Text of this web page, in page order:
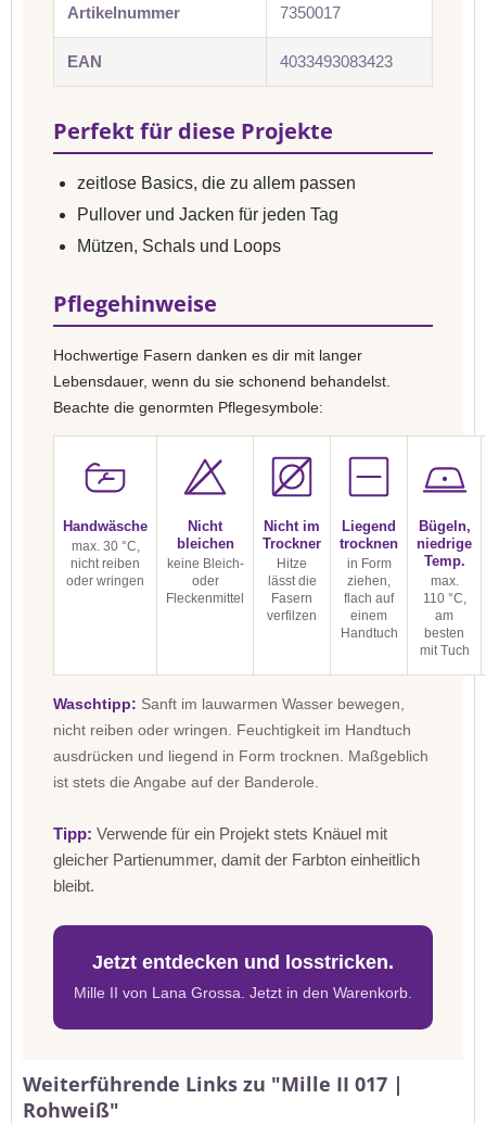
Artikelnummer 7350017
EAN 4033493083423
Perfekt für diese Projekte
zeitlose Basics, die zu allem passen
Pullover und Jacken für jeden Tag
Mützen, Schals und Loops
Pflegehinweise
Hochwertige Fasern danken es dir mit langer
Lebensdauer, wenn du sie schonend behandelst.
Beachte die genormten Pflegesymbole:
Handwäsche
max. 30 °C,
nicht reiben
oder wringen
Nicht
bleichen
keine Bleich-
oder
Fleckenmittel
Nicht im
Trockner
Hitze
lässt die
Fasern
verfilzen
Liegend
trocknen
in Form
ziehen,
flach auf
einem
Handtuch
Bügeln,
niedrige
Temp.
max.
110 °C,
am
besten
mit Tuch
Waschtipp: Sanft im lauwarmen Wasser bewegen,
nicht reiben oder wringen. Feuchtigkeit im Handtuch
ausdrücken und liegend in Form trocknen. Maßgeblich
ist stets die Angabe auf der Banderole.
Tipp: Verwende für ein Projekt stets Knäuel mit
gleicher Partienummer, damit der Farbton einheitlich
bleibt.
Jetzt entdecken und losstricken.
Mille II von Lana Grossa. Jetzt in den Warenkorb.
Weiterführende Links zu "Mille II 017 |
Rohweiß"